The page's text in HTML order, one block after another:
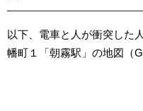
以下、電車と人が衝突した
幡町１「朝霧駅」の地図（